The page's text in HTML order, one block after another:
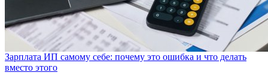
Зарплата ИП самому себе: почему это ошибка и что делать
вместо этого